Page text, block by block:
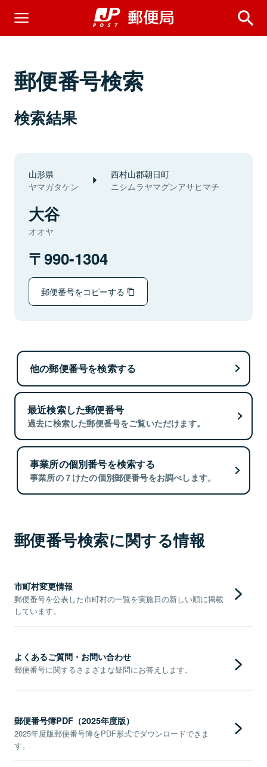
郵便番号検索
検索結果
山形県
ヤマガタケン
西村山郡朝日町
ニシムラヤマグンアサヒマチ
大谷
オオヤ
990-1304
郵便番号をコピーする
他の郵便番号を検索する
最近検索した郵便番号
過去に検索した郵便番号をご覧いただけます。
事業所の個別番号を検索する
事業所の７けたの個別郵便番号をお調べします。
郵便番号検索に関する情報
市町村変更情報
郵便番号を公表した市町村の一覧を実施日の新しい順に掲載
しています。
よくあるご質問・お問い合わせ
郵便番号に関するさまざまな疑問にお答えします。
郵便番号簿PDF（2025年度版）
2025年度版郵便番号簿をPDF形式でダウンロードできま
す。